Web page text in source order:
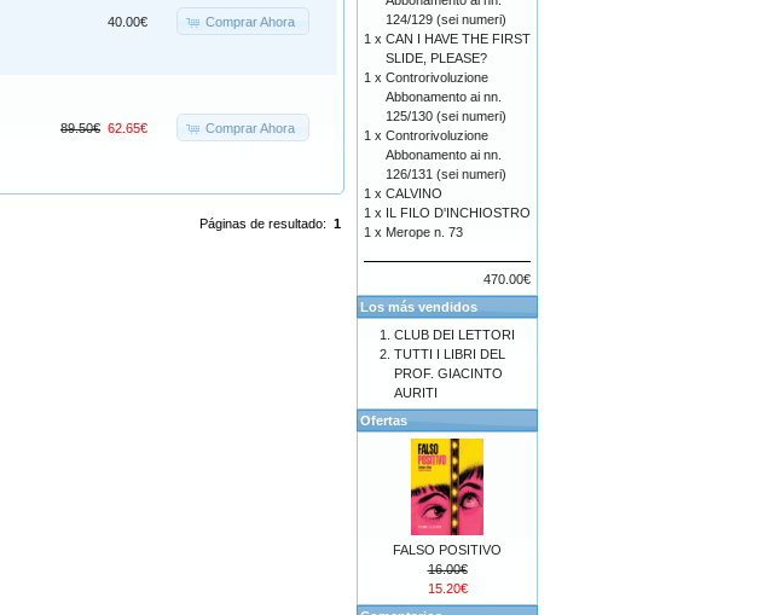
40.00€ Comprar Ahora
89.50€ 62.65€ Comprar Ahora
Páginas de resultado: 1
124/129 (sei numeri)
1 x CAN I HAVE THE FIRST
SLIDE, PLEASE?
1 x Controrivoluzione
Abbonamento ai nn.
125/130 (sei numeri)
1 x Controrivoluzione
Abbonamento ai nn.
126/131 (sei numeri)
1 x CALVINO
1 x IL FILO D'INCHIOSTRO
1 x Merope n. 73
470.00€
Los más vendidos
CLUB DEI LETTORI
TUTTI I LIBRI DEL
PROF. GIACINTO
AURITI
Ofertas
FALSO POSITIVO
16.00€
15.20€